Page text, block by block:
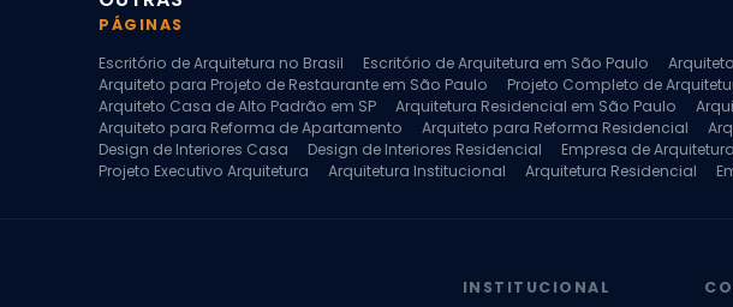
PÁGINAS
Escritório de Arquitetura no Brasil
Escritório de Arquitetura em São Paulo
Arquiteto para Projeto de Restaurante em São Paulo
Projeto Completo de
Arquiteto Casa de Alto Padrão em SP
Arquitetura Residencial em São Paulo
Arquiteto para Reforma de Apartamento
Arquiteto para Reforma Residencial
Design de Interiores Casa
Design de Interiores Residencial Empresa de
Projeto Executivo Arquitetura
Arquitetura Institucional Arquitetura Residencial
INSTITUCIONAL